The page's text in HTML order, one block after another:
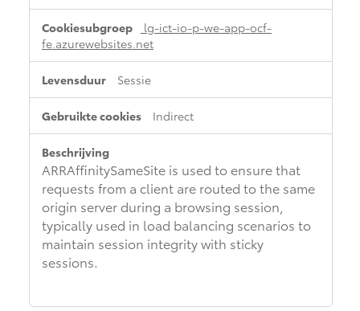
lg-ict-io-p-we-app-ocf-
fe.azurewebsites.net
Sessie
Indirect
ARRAffinitySameSite is used to ensure that
requests from a client are routed to the same
origin server during a browsing session,
typically used in load balancing scenarios to
maintain session integrity with sticky
sessions.